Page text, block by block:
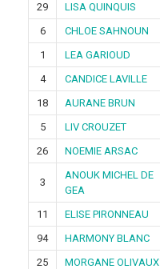
29
LISA QUINQUIS
6
CHLOE SAHNOUN
1
LEA GARIOUD
4
CANDICE LAVILLE
18
AURANE BRUN
5
LIV CROUZET
26
NOEMIE ARSAC
3
ANOUK MICHEL DE
GEA
11 ELISE PIRONNEAU
94
HARMONY BLANC
25
MORGANE OLIVAUX